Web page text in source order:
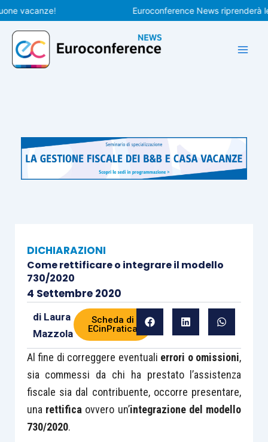
Vai
al
contenuto
Euroconference News riprenderà le
DICHIARAZIONI
Come rettificare o integrare il modello
730/2020
4 Settembre 2020
di Laura
Mazzola
Scheda di
ECinPratica
Al fine di correggere eventuali errori o omissioni,
sia commessi da chi ha prestato l’assistenza
fiscale sia dal contribuente, occorre presentare,
una rettifica ovvero un’integrazione del modello
730/2020.